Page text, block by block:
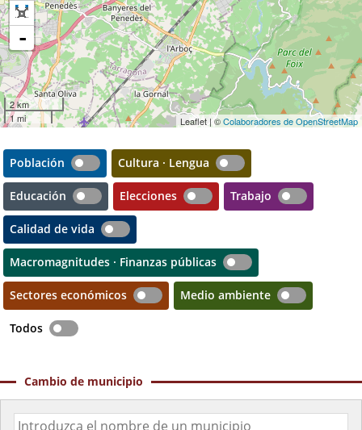
-
2 km
1 mi
Leaflet | ©Colaboradores de OpenStreetMap
Población Cultura · Lengua
Educación Elecciones Trabajo
Calidad de vida
Macromagnitudes · Finanzas públicas
Sectores económicos Medio ambiente
Todos
Cambio de municipio